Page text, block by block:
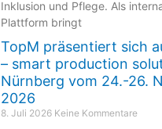
Inklusion und Pflege. Als
Plattform bringt
TopM präsentiert sich
– smart production
Nürnberg vom 24.-26.
2026
8. Juli 2026 Keine Kommentare